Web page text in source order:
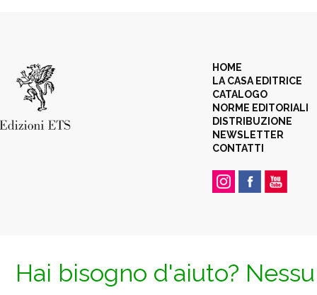
HOME
LA CASA EDITRICE
CATALOGO
NORME EDITORIALI
DISTRIBUZIONE
NEWSLETTER
CONTATTI
Hai bisogno d'aiuto?